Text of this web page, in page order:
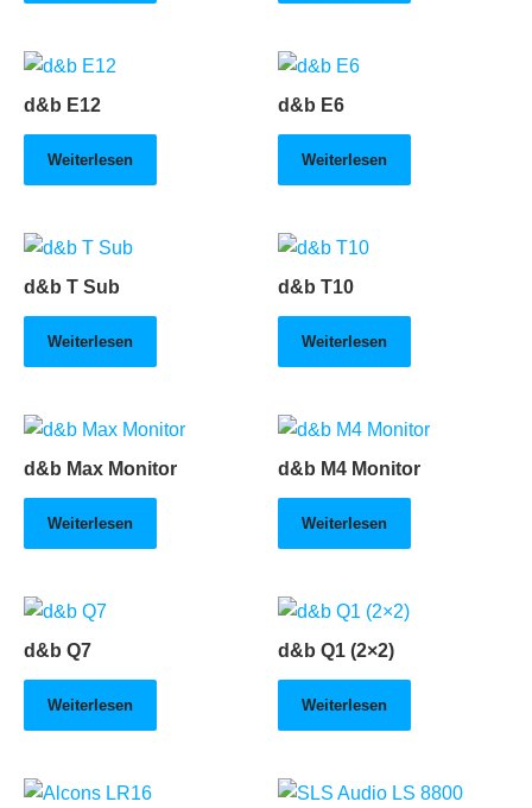
d&b E12
Weiterlesen
d&b E6
Weiterlesen
d&b T Sub
Weiterlesen
d&b T10
Weiterlesen
d&b Max Monitor
Weiterlesen
d&b M4 Monitor
Weiterlesen
d&b Q7
Weiterlesen
d&b Q1 (2×2)
Weiterlesen